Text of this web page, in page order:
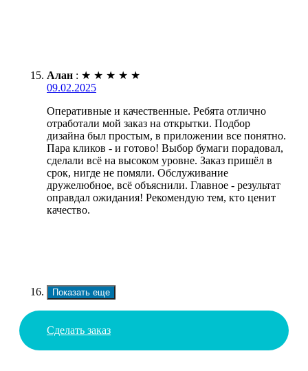
Алан : ★ ★ ★ ★ ★
09.02.2025
Оперативные и качественные. Ребята отлично
отработали мой заказ на открытки. Подбор
дизайна был простым, в приложении все понятно.
Пара кликов - и готово! Выбор бумаги порадовал,
сделали всё на высоком уровне. Заказ пришёл в
срок, нигде не помяли. Обслуживание
дружелюбное, всё объяснили. Главное - результат
оправдал ожидания! Рекомендую тем, кто ценит
качество.
Показать еще
Сделать заказ